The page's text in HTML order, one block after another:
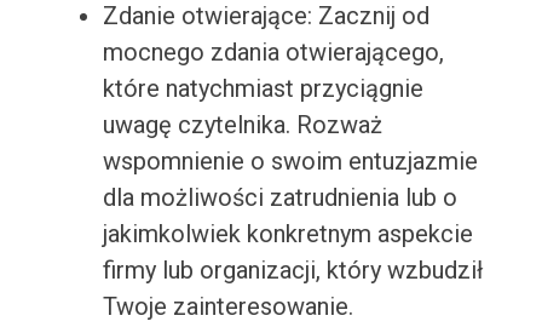
Zdanie otwierające: Zacznij od
mocnego zdania otwierającego,
które natychmiast przyciągnie
uwagę czytelnika. Rozważ
wspomnienie o swoim entuzjazmie
dla możliwości zatrudnienia lub o
jakimkolwiek konkretnym aspekcie
firmy lub organizacji, który wzbudził
Twoje zainteresowanie.